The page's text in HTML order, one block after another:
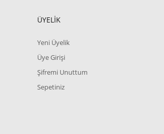
ÜYELİK
Yeni Üyelik
Üye Girişi
Şifremi Unuttum
Sepetiniz